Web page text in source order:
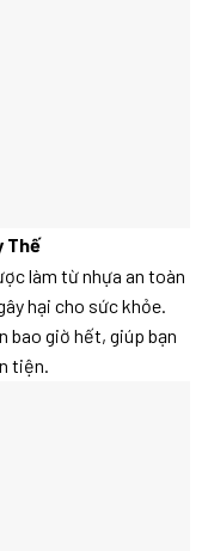
Thế
làm từ nhựa an toàn
hại cho sức khỏe.
bao giờ hết, giúp bạn
tiện.